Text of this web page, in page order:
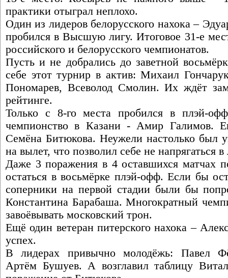
практики отыграл неплохо.
Один из лидеров белорусского нахока –
пробился в Высшую лигу. Итоговое 31-е
российского и белорусского чемпионатов.
Пусть и не добрались до заветной
себе этот турнир в актив: Михаил
Пономарев, Всеволод Смолин. Их ждёт
рейтинге.
Только с 8-го места пробился в плэй-
чемпионство в Казани - Амир Галимов.
Семёна Битюкова. Неужели настолько был
на вылет, что позволил себе не напрягаться в
Даже 3 поражения в 4 оставшихся матчах
остаться в восьмёрке плэй-офф. Если бы
соперники на первой стадии были бы
Константина Барабаша. Многократный
завоёвывать московский трон.
Ещё один ветеран питерского нахока –
успех.
В лидерах привычно молодёжь: Павел
Артём Бушуев. А возглавил таблицу